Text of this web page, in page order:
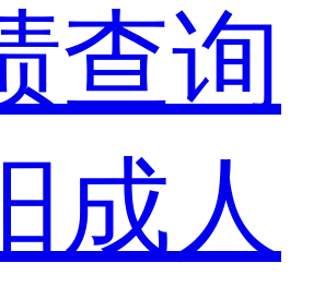
查询
成人